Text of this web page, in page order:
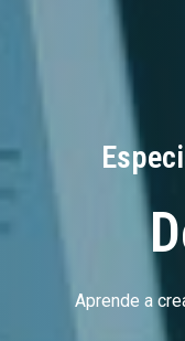
Aprende a